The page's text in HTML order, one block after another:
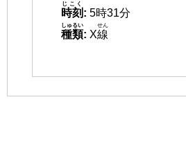
時刻
じこく
: 5時31分
種類
しゅるい
: X線
せん